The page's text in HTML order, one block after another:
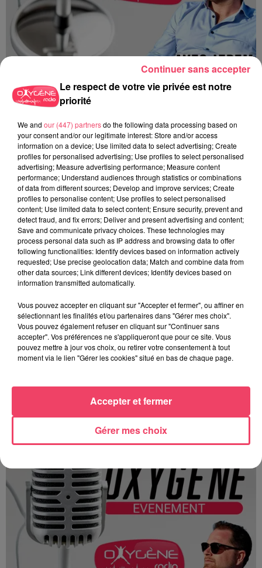
AQUALOIRE : OUVERTURE DES INSCRIPTIONS DE L'ÉCOLE DE
NATATION...
(Mauges-sur-Loire)
PARCS...
Offre d'emploi ENERCON : 3 Techniciens de Maintenance de
parcs éoliens sur sa base de Candé
Le respect de votre vie privée est notre
priorité
We and our (447) partnersdo the following data processing based on
your consent and/or our legitimate interest: Store and/or access
information on a device; Use limited data to select advertising; Create
profiles for personalised advertising; Use profiles to select personalised
advertising; Measure advertising performance; Measure content
performance; Understand audiences through statistics or combinations
of data from different sources; Develop and improve services; Create
profiles to personalise content; Use profiles to select personalised
content; Use limited data to select content; Ensure security, prevent and
detect fraud, and fix errors; Deliver and present advertising and content;
Save and communicate privacy choices. These technologies may
process personal data such as IP address and browsing data to offer
following functionalities: Identify devices based on information actively
requested; Use precise geolocation data; Match and combine data from
other data sources; Link different devices; Identify devices based on
information transmitted automatically.
Vous pouvez accepter en cliquant sur "Accepter et fermer", ou affiner en
sélectionnant les finalités et/ou partenaires dans "Gérer mes choix".
Vous pouvez également refuser en cliquant sur "Continuer sans
accepter". Vos préférences ne s'appliqueront que pour ce site. Vous
pouvez mettre à jour vos choix, ou retirer votre consentement à tout
moment via le lien "Gérer les cookies" situé en bas de chaque page.
Gérer mes choix
Accepter et fermer
Continuer sans accepter